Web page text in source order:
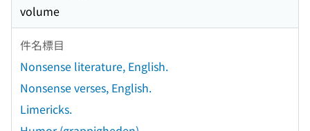
volume
件名標目
Nonsense literature, English.
Nonsense verses, English.
Limericks.